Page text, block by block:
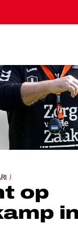
IN LA MANGA
op